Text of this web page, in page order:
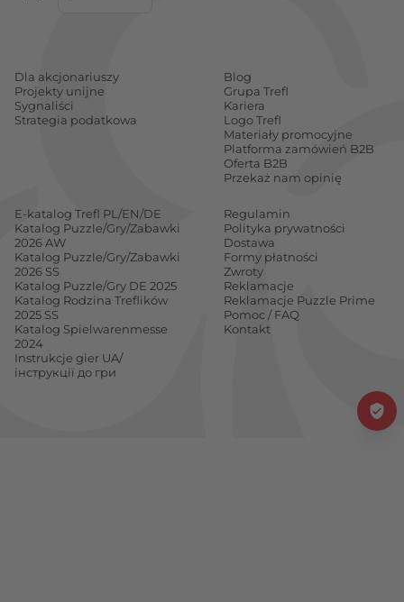
Dla akcjonariuszy
Projekty unijne
Sygnaliści
Strategia podatkowa
Blog
Grupa Trefl
Kariera
Logo Trefl
Materiały promocyjne
Platforma zamówień B2B
Oferta B2B
Przekaż nam opinię
E-katalog Trefl PL/EN/DE
Katalog Puzzle/Gry/Zabawki
2026 AW
Katalog Puzzle/Gry/Zabawki
2026 SS
Katalog Puzzle/Gry DE 2025
Katalog Rodzina Treflików
2025 SS
Katalog Spielwarenmesse
2024
Instrukcje gier UA/
інструкції до гри
Regulamin
Polityka prywatności
Dostawa
Formy płatności
Zwroty
Reklamacje
Reklamacje Puzzle Prime
Pomoc / FAQ
Kontakt